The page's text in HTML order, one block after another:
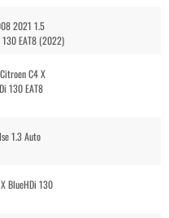
2021 1.5
EAT8 (2022)
C4 X
130 EAT8
1.3 Auto
BlueHDi 130